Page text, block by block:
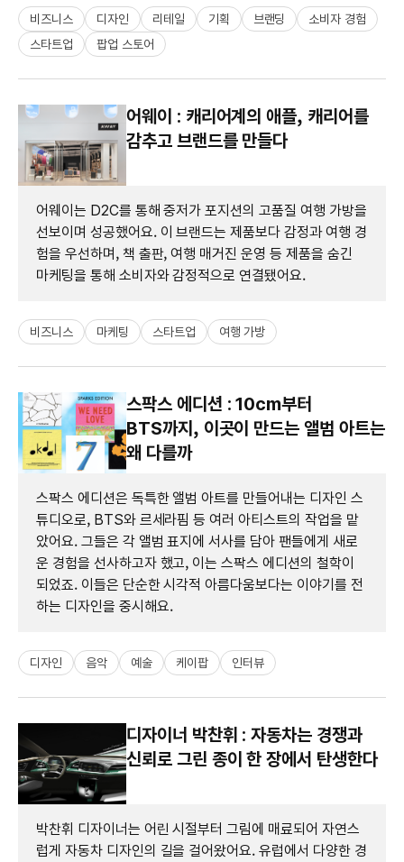
비즈니스 디자인 리테일 기획 브랜딩
소비자 경험
스타트업
팝업 스토어
어웨이 : 캐리어계의 애플, 캐리어를
감추고 브랜드를 만들다
어웨이는 D2C를 통해 중저가 포지션의 고품질 여행 가방을
선보이며 성공했어요. 이 브랜드는 제품보다 감정과 여행 경
험을 우선하며, 책 출판, 여행 매거진 운영 등 제품을 숨긴
마케팅을 통해 소비자와 감정적으로 연결됐어요.
비즈니스 마케팅 스타트업 여행 가방
스팍스 에디션 : 10cm부터
BTS까지, 이곳이 만드는 앨범 아트는
왜 다를까
스팍스 에디션은 독특한 앨범 아트를 만들어내는 디자인 스
튜디오로, BTS와 르세라핌 등 여러 아티스트의 작업을 맡
았어요. 그들은 각 앨범 표지에 서사를 담아 팬들에게 새로
운 경험을 선사하고자 했고, 이는 스팍스 에디션의 철학이
되었죠. 이들은 단순한 시각적 아름다움보다는 이야기를 전
하는 디자인을 중시해요.
디자인 음악 예술 케이팝 인터뷰
디자이너 박찬휘 : 자동차는 경쟁과
신뢰로 그린 종이 한 장에서 탄생한다
박찬휘 디자이너는 어린 시절부터 그림에 매료되어 자연스
럽게 자동차 디자인의 길을 걸어왔어요. 유럽에서 다양한 경